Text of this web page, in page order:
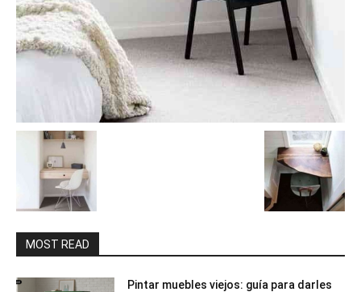
MOST READ
Pintar muebles viejos: guía para darles